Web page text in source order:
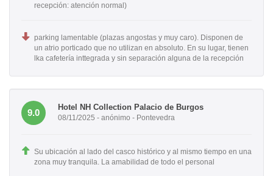
recepción: atención normal)
parking lamentable (plazas angostas y muy caro). Disponen de
un atrio porticado que no utilizan en absoluto. En su lugar, tienen
lka cafetería inttegrada y sin separación alguna de la recepción
9.0
Hotel NH Collection Palacio de Burgos
08/11/2025 - anónimo - Pontevedra
Su ubicación al lado del casco histórico y al mismo tiempo en una
zona muy tranquila. La amabilidad de todo el personal